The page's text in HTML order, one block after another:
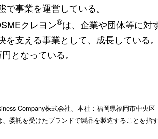
事業を運営している。
クレヨン®は、企業や団体等に対
を支える事業として、成長している
となっている。
Company株式会社、本社：福岡県福岡市中央区
委託を受けたブランドで製品を製造することを指す